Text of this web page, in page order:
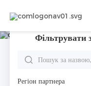
побудувати
Створюйте зелене
Фільтрувати
Регіон партнера